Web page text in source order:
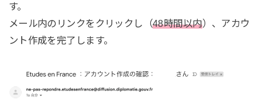
す。
メール内のリンクをクリックし（48時間以内）、アカウ
ント作成を完了します。